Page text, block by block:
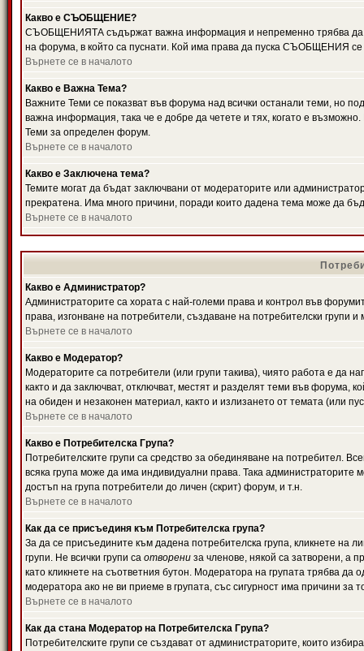
Какво е СЪОБЩЕНИЕ?
СЪОБЩЕНИЯТА съдържат важна информация и непременно трябва да
на форума, в който са пуснати. Кой има права да пуска СЪОБЩЕНИЯ се
Върнете се в началото
Какво е Важна Тема?
Важните Теми се показват във форума над всички останали теми,
важна информация, така че е добре да четете и тях, когато е
Теми за определен форум.
Върнете се в началото
Какво е Заключена тема?
Темите могат да бъдат заключвани от модераторите или
прекратена. Има много причини, поради които дадена тема може да
Върнете се в началото
Какво е Администратор?
Администраторите са хората с най-големи права и контрол във
права, изгонване на потребители, създаване на потребителски групи
Върнете се в началото
Какво е Модератор?
Модераторите са потребители (или групи такива), чиято работа е да
както и да заключват, отключват, местят и разделят теми във форума,
на обиден и незаконен материал, както и излизането от темата (или
Върнете се в началото
Какво е Потребителска Група?
Потребителските групи са средство за обединяване на потребител.
всяка група може да има индивидуални права. Така
достъп на група потребители до личен (скрит) форум, и т.н.
Върнете се в началото
Как да се присъединя към Потребителска група?
За да се присъедините към дадена потребителска група, кликнете на
групи. Не всички групи са отворени за членове, някой са затворени, а
като кликнете на съответния бутон. Модератора на групата трябва
модератора ако не ви приеме в групата, със сигурност има причини за
Върнете се в началото
Как да стана Модератор на Потребителска Група?
Потребителските групи се създават от администраторите, които